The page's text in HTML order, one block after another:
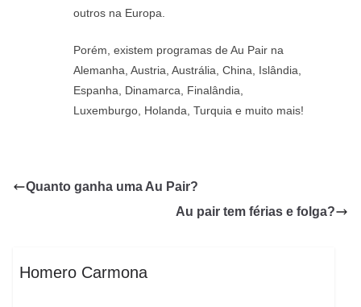
outros na Europa.
Porém, existem programas de Au Pair na
Alemanha, Austria, Austrália, China, Islândia,
Espanha, Dinamarca, Finalândia,
Luxemburgo, Holanda, Turquia e muito mais!
Quanto ganha uma Au Pair?
Au pair tem férias e folga?
Homero Carmona